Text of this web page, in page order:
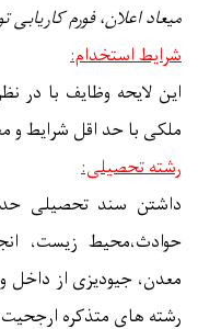
میعاد اعلان، فورم
شرایط استخدام:
ملکی با حد اقل شرایط و
رشته تحصیلی:
داشتن سند تحصیلی
حوادث،محیط زیست،
معدن، جیودیزی از داخل
رشته های متذکره